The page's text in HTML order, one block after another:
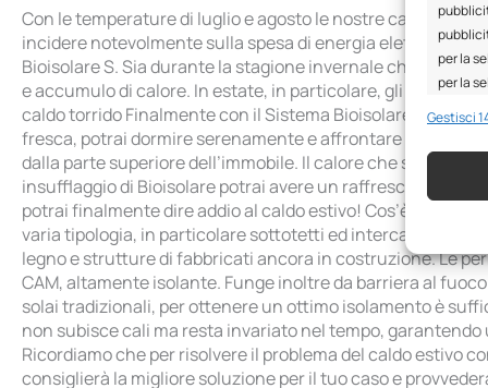
per la
per la
errori,
Gestisci
Con le temperature di luglio e agosto le nostre case si
incidere notevolmente sulla spesa di energia elettrica in
Bioisolare S. Sia durante la stagione invernale che in
e accumulo di calore. In estate, in particolare, gli ambienti
caldo torrido Finalmente con il Sistema Bioisolare S
fresca, potrai dormire serenamente e affrontare le
dalla parte superiore dell’immobile. Il calore che si crea
insufflaggio di Bioisolare potrai avere un raffrescamento
potrai finalmente dire addio al caldo estivo! Cos’è
varia tipologia, in particolare sottotetti ed intercapedini
legno e strutture di fabbricati ancora in costruzione. Le
CAM, altamente isolante. Funge inoltre da barriera al
solai tradizionali, per ottenere un ottimo isolamento è
non subisce cali ma resta invariato nel tempo,
Ricordiamo che per risolvere il problema del caldo estivo
consiglierà la migliore soluzione per il tuo caso e